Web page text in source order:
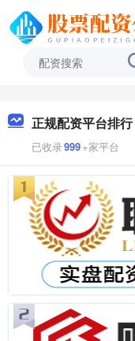
正规配资平台排行
已收录999+家平台